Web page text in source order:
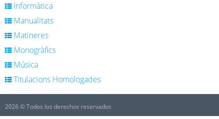
Informàtica
Manualitats
Matineres
Monogràfics
Música
Titulacions Homologades
2026 © Todos los derechos reservados